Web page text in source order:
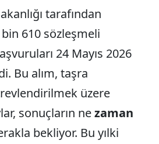
tarafından
610 sözleşmeli
24 Mayıs 2026
Bu alım, taşra
üzere
sonuçların nezaman
bekliyor. Bu yılki